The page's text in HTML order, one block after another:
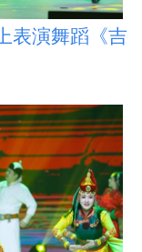
演舞蹈《吉